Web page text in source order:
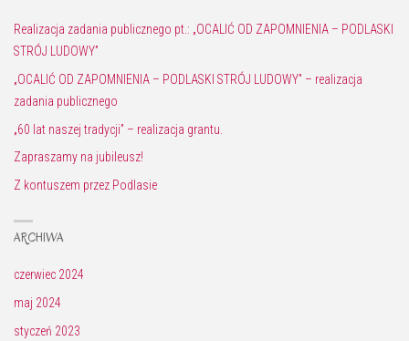
Realizacja zadania publicznego pt.: „OCALIĆ OD ZAPOMNIENIA – PODLASKI
STRÓJ LUDOWY”
„OCALIĆ OD ZAPOMNIENIA – PODLASKI STRÓJ LUDOWY” – realizacja
zadania publicznego
„60 lat naszej tradycji” – realizacja grantu.
Zapraszamy na jubileusz!
Z kontuszem przez Podlasie
ARCHIWA
czerwiec 2024
maj 2024
styczeń 2023